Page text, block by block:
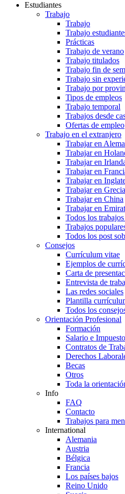
Estudiantes
Trabajo
Trabajo
Trabajo
Prácticas
Trabajo de verano
Trabajo titulados
Trabajo fin de
Trabajo sin
Trabajo por
Tipos de empleos
Trabajo temporal
Trabajos desde
Ofertas de empleo
Trabajo en el extranjero
Trabajar en
Trabajar en
Trabajar en
Trabajar en
Trabajar en
Trabajar en Grecia
Trabajar en China
Trabajar en
Todos los
Trabajos
Todos los post
Consejos
Currículum vitae
Ejemplos de
Carta de
Entrevista de
Las redes sociales
Plantilla
Todos los
Orientación Profesional
Formación
Salario e
Contratos de
Derechos
Becas
Otros
Toda la
Info
FAQ
Contacto
Trabajos para
International
Alemania
Austria
Bélgica
Francia
Los países bajos
Reino Unido